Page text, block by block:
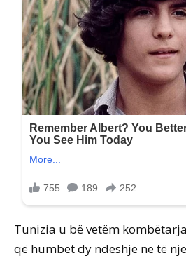
Tunizia u bë vetëm
që humbet dy ndeshje në të